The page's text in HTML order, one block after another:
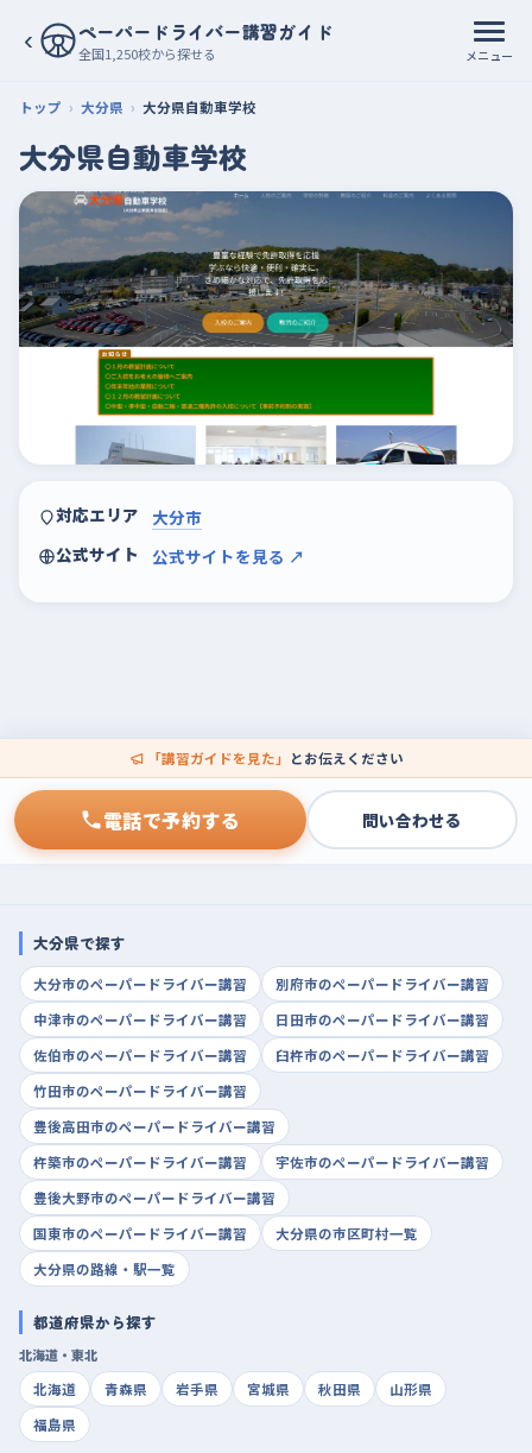
‹ ペーパードライバー講習ガイド
全国1,250校から探せる メニュー
トップ 大分県 大分県自動車学校
大分県自動車学校
対応エリア
大分市
公式サイト
公式サイトを見る ↗
「講習ガイドを見た」 とお伝えください
電話で予約する 問い合わせる
大分県で探す
大分市のペーパードライバー講習
別府市のペーパードライバー講習
中津市のペーパードライバー講習
日田市のペーパードライバー講習
佐伯市のペーパードライバー講習
臼杵市のペーパードライバー講習
竹田市のペーパードライバー講習
豊後高田市のペーパードライバー講習
杵築市のペーパードライバー講習
宇佐市のペーパードライバー講習
豊後大野市のペーパードライバー講習
国東市のペーパードライバー講習
大分県の市区町村一覧
大分県の路線・駅一覧
都道府県から探す
北海道・東北
北海道
青森県 岩手県 宮城県 秋田県
山形県
福島県